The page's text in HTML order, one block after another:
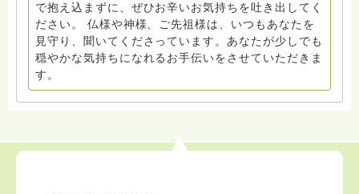
で抱え込まずに、ぜひお辛いお気持ちを吐き出してく
ださい。 仏様や神様、ご先祖様は、いつもあなたを
見守り、聞いてくださっています。あなたが少しでも
穏やかな気持ちになれるお手伝いをさせていただきま
す。